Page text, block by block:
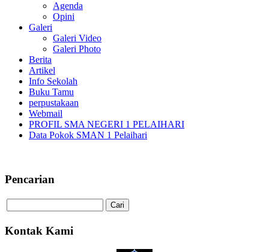
Agenda
Opini
Galeri
Galeri Video
Galeri Photo
Berita
Artikel
Info Sekolah
Buku Tamu
perpustakaan
Webmail
PROFIL SMA NEGERI 1 PELAIHARI
Data Pokok SMAN 1 Pelaihari
Pencarian
Kontak Kami